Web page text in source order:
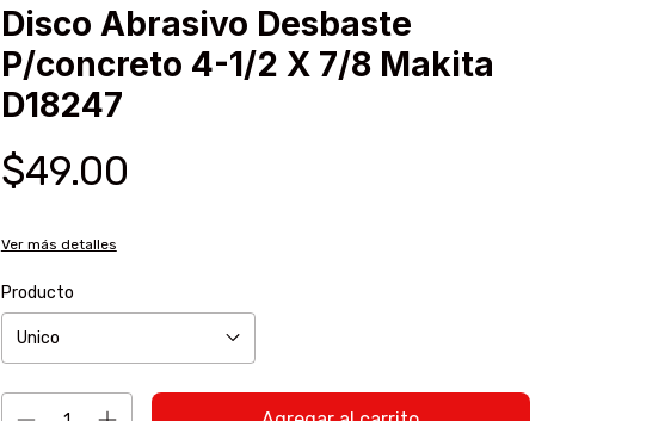
Disco Abrasivo Desbaste
P/concreto 4-1/2 X 7/8 Makita
D18247
$49.00
Ver más detalles
Producto